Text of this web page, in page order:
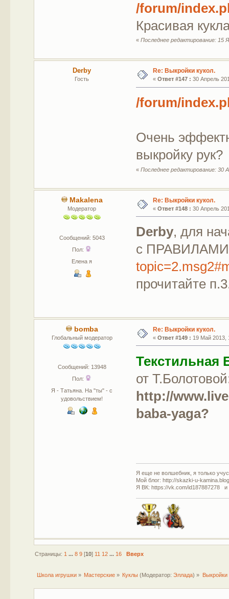
/forum/
Красивая
«Последнее редактирование: 15
Derby
Гость
Re: Выкройки кукол.
« Ответ #147 : 30 Апрель
/forum/
Очень
выкройку рук?
«Последнее редактирование: 30
Makalena
Модератор
Сообщений: 5043
Пол:
Елена я
Re: Выкройки кукол.
« Ответ #148 : 30 Апрель
Derby, для
с
прочитайте
bomba
Глобальный модератор
Сообщений: 13948
Пол:
Я - Татьяна. На "ты" - с
удовольствием!
Re: Выкройки кукол.
« Ответ #149 : 19 Май 2013,
Текстильная
от
http://
baba-yaga?
Я еще не волшебник, я только
Мой блог: http://skazki-u-
Я ВК: https://vk.com/id187887278 и
Страницы: 1 ... 8 9[10] 11 12 ... 16 Вверх
Школа игрушки» Мастерские » Куклы (Модератор:Эллада) » Выкройки